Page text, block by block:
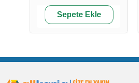
Sepete Ekle